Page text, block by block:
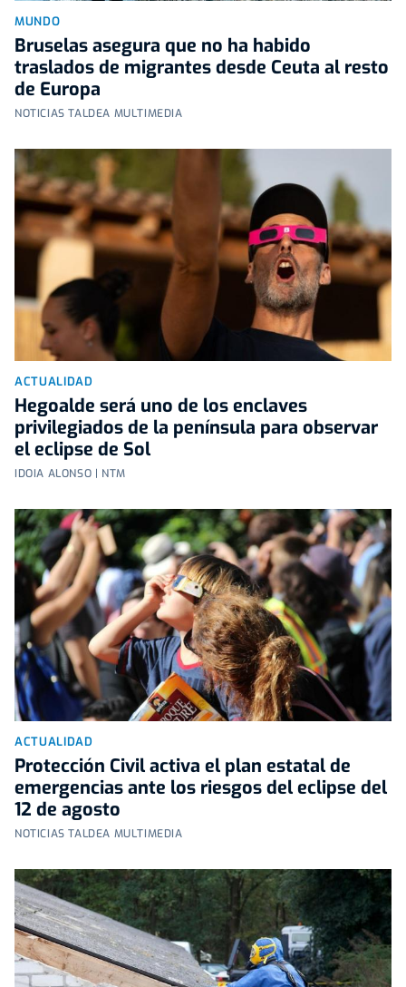
MUNDO
Bruselas asegura que no ha habido
traslados de migrantes desde Ceuta al resto
de Europa
NOTICIAS TALDEA MULTIMEDIA
ACTUALIDAD
Hegoalde será uno de los enclaves
privilegiados de la península para observar
el eclipse de Sol
IDOIA ALONSO | NTM
ACTUALIDAD
Protección Civil activa el plan estatal de
emergencias ante los riesgos del eclipse del
12 de agosto
NOTICIAS TALDEA MULTIMEDIA